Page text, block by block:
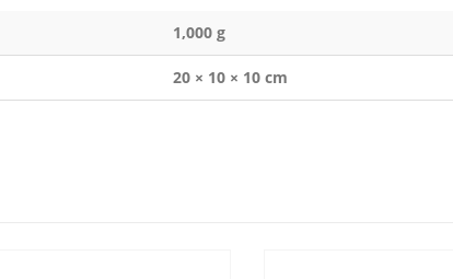
1,000 g
20 × 10 × 10 cm